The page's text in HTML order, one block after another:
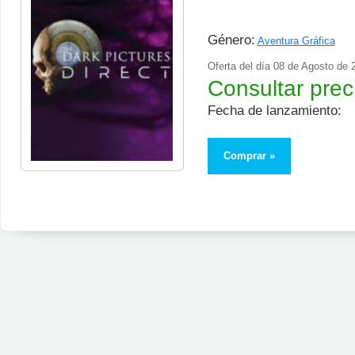
Género: Aventura Gráfica
Oferta del día 08 de Agosto de
Consultar
Fecha de lanzamiento:
Comprar